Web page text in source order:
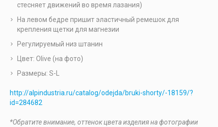
стесняет движений во время лазания)
На левом бедре пришит эластичный ремешок для
крепления щетки для магнезии
Регулируемый низ штанин
Цвет: Olive (на фото)
Размеры: S-L
http://alpindustria.ru/catalog/odejda/bruki-shorty/-18159/?
id=284682
*Обратите внимание, оттенок цвета изделия на фотографии